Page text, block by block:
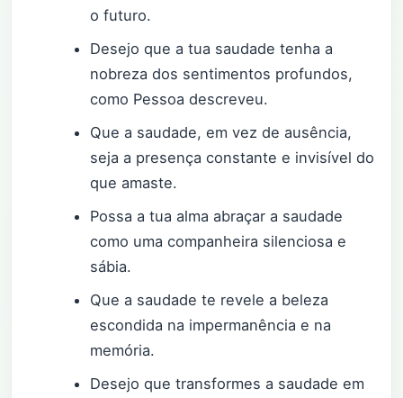
o futuro.
Desejo que a tua saudade tenha a
nobreza dos sentimentos profundos,
como Pessoa descreveu.
Que a saudade, em vez de ausência,
seja a presença constante e invisível do
que amaste.
Possa a tua alma abraçar a saudade
como uma companheira silenciosa e
sábia.
Que a saudade te revele a beleza
escondida na impermanência e na
memória.
Desejo que transformes a saudade em